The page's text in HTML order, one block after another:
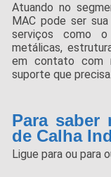
Atuando no
MAC pode ser
serviços como o
metálicas,
em contato com
suporte que precisa.
Para saber
de Calha
Ligue paraou para